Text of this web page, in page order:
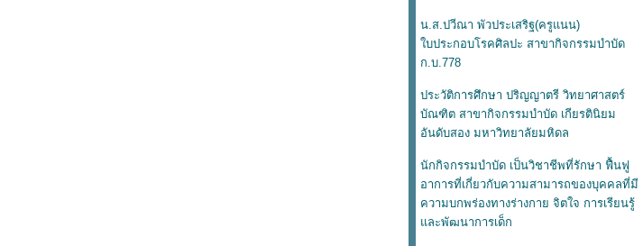
น.ส.ปวีณา พัวประเสริฐ(ครูแนน)
บประกอบโรคศิลปะ สาขากิจกรรมบำบัด
ก.บ.778
ประวัติการศึกษา ปริญญาตรี วิทยาศาสตร์
บัณฑิต สาขากิจกรรมบำบัด เกียรตินิยม
อันดับสอง มหาวิทยาลัยมหิดล
นักกิจกรรมบำบัด เป็นวิชาชีพที่รักษา ฟื้นฟู
อาการที่เกี่ยวกับความสามารถของบุคคลที่มี
ความบกพร่องทางร่างกาย จิตใจ การเรียนรู้
ละพัฒนาการเด็ก